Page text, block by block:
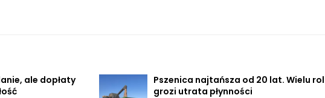
ale dopłaty
Pszenica najtańsza od 20 lat. Wielu
grozi utrata płynności